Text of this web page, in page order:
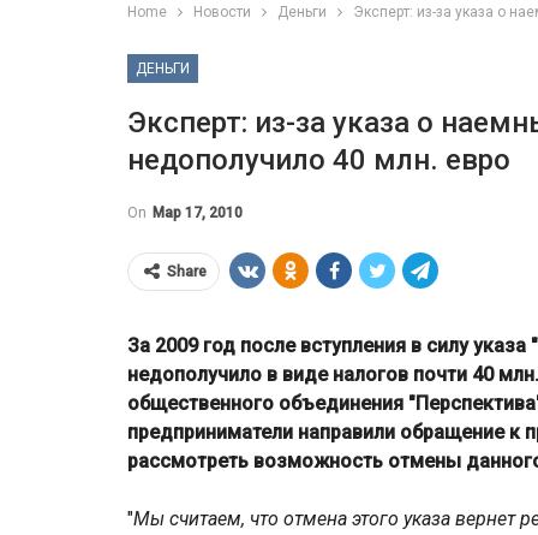
Home Новости Деньги Эксперт: из-за указа о
ДЕНЬГИ
Эксперт: из-за указа о
недополучило 40 млн. евро
On Мар 17, 2010
Share
За 2009 год после вступления в силу
недополучило в виде налогов почти 40
общественного объединения
предприниматели направили обращение к
рассмотреть возможность отмены
"Мы считаем, что отмена этого указа вернет